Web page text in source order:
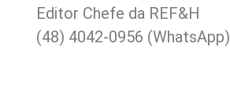
Editor Chefe da REF&H
(48) 4042-0956 (WhatsApp)